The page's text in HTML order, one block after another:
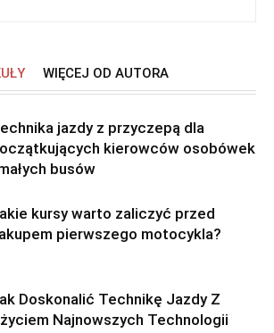
WIĘCEJ OD AUTORA
jazdy z przyczepą dla
kierowców osobówek
busów
kursy warto zaliczyć przed
pierwszego motocykla?
Doskonalić Technikę Jazdy Z
Najnowszych Technologii